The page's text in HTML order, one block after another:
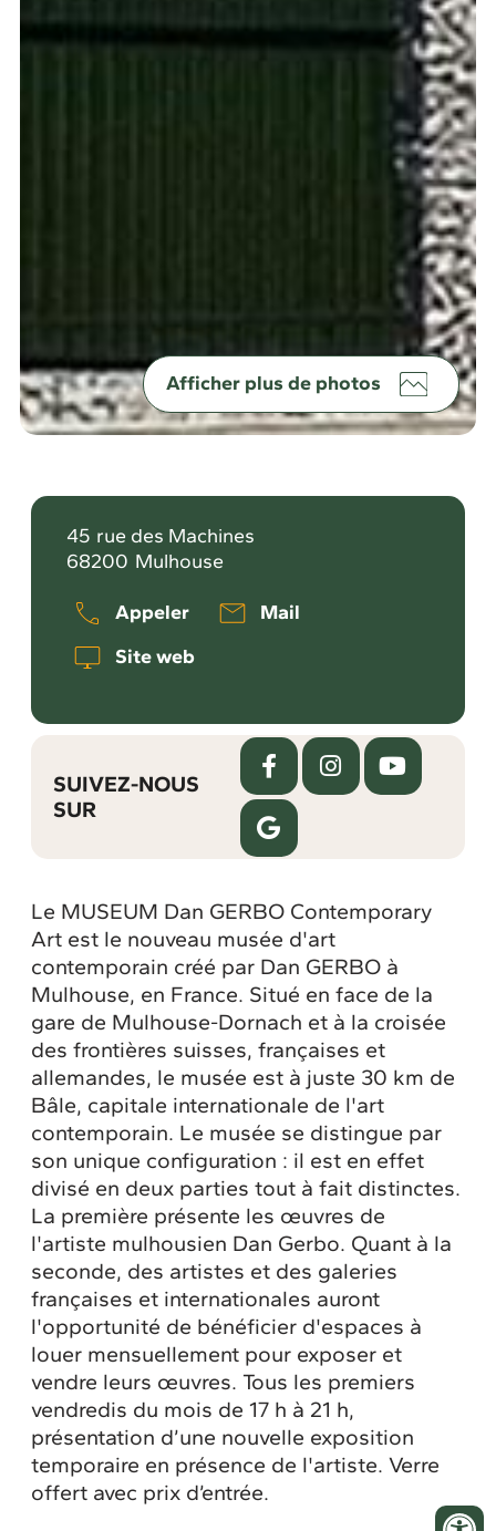
Afficher plus de photos
45 rue des Machines
68200 Mulhouse
Appeler
Mail
Site web
SUIVEZ-NOUS
SUR
Le MUSEUM Dan GERBO Contemporary
Art est le nouveau musée d'art
contemporain créé par Dan GERBO à
Mulhouse, en France. Situé en face de la
gare de Mulhouse-Dornach et à la croisée
des frontières suisses, françaises et
allemandes, le musée est à juste 30 km de
Bâle, capitale internationale de l'art
contemporain. Le musée se distingue par
son unique configuration : il est en effet
divisé en deux parties tout à fait distinctes.
La première présente les œuvres de
l'artiste mulhousien Dan Gerbo. Quant à la
seconde, des artistes et des galeries
françaises et internationales auront
l'opportunité de bénéficier d'espaces à
louer mensuellement pour exposer et
vendre leurs œuvres. Tous les premiers
vendredis du mois de 17 h à 21 h,
présentation d’une nouvelle exposition
temporaire en présence de l'artiste. Verre
offert avec prix d’entrée.